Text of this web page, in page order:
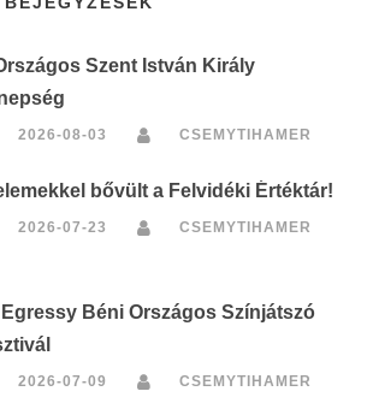
Szent István Király
2026-08-03 CSEMYTIHAMER
bővült a Felvidéki Értéktár!
2026-07-23 CSEMYTIHAMER
Egressy Béni Országos Színjátszó
2026-07-09 CSEMYTIHAMER